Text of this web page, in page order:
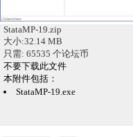
StataMP-19.zip
大小:32.14 MB
只需: 65535 个论坛币
不要下载此文件
本附件包括：
StataMP-19.exe